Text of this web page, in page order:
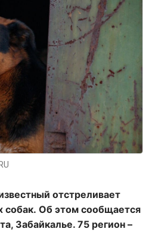
отстреливает
собак. Об этом сообщается
Забайкалье. 75 регион –